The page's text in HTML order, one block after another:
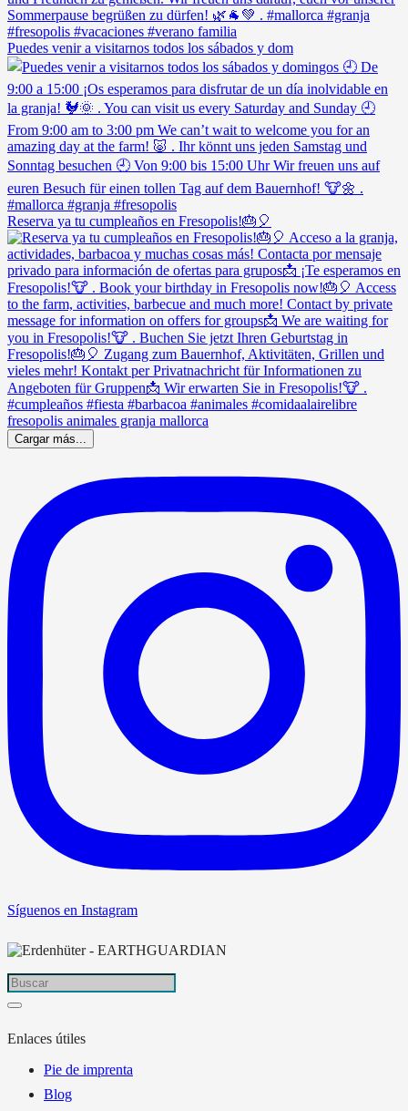
Puedes venir a visitarnos todos los sábados y dom
Reserva ya tu cumpleaños en Fresopolis!🎂🎈
Cargar más...
Síguenos en Instagram
Enlaces útiles
Pie de imprenta
Blog